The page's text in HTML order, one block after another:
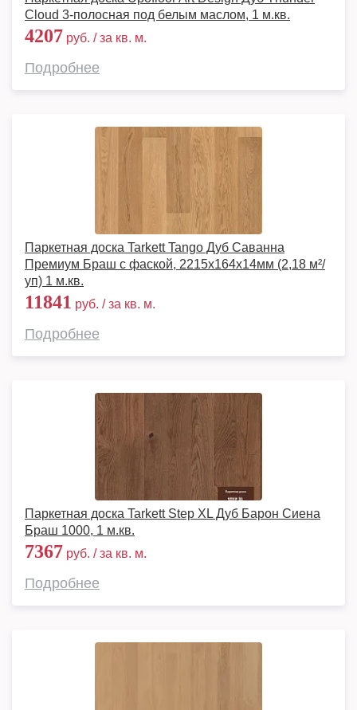
Cloud 3-полосная под белым маслом, 1 м.кв.
4207 руб. / за кв. м.
Подробнее
Паркетная доска Tarkett Tango Дуб Саванна
Премиум Браш с фаской, 2215х164х14мм (2,18 м²/
уп) 1 м.кв.
11841 руб. / за кв. м.
Подробнее
Паркетная доска Tarkett Step XL Дуб Барон Сиена
Браш 1000, 1 м.кв.
7367 руб. / за кв. м.
Подробнее